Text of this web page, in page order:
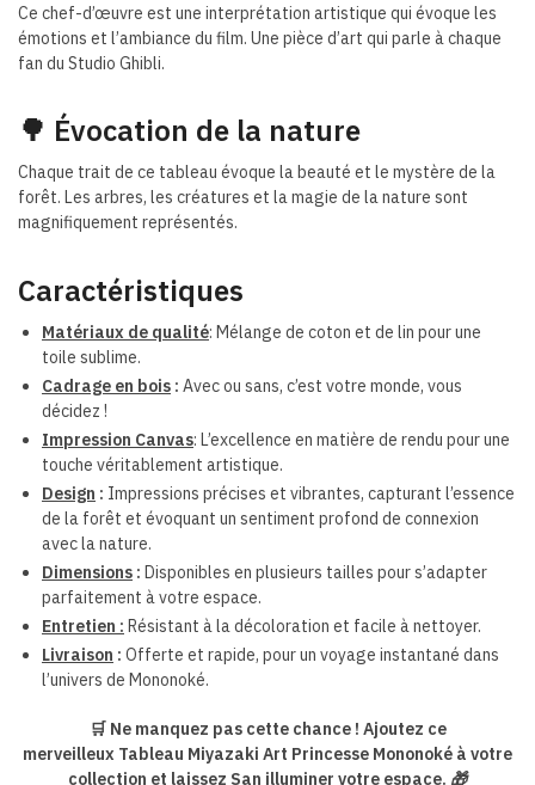
Ce chef-d’œuvre est une interprétation artistique qui évoque les
émotions et l’ambiance du film. Une pièce d’art qui parle à chaque
fan du Studio Ghibli.
🌳 Évocation de la nature
Chaque trait de ce tableau évoque la beauté et le mystère de la
forêt. Les arbres, les créatures et la magie de la nature sont
magnifiquement représentés.
Caractéristiques
Matériaux de qualité: Mélange de coton et de lin pour une
toile sublime.
Cadrage en bois : Avec ou sans, c’est votre monde, vous
décidez !
Impression Canvas: L’excellence en matière de rendu pour une
touche véritablement artistique.
Design : Impressions précises et vibrantes, capturant l’essence
de la forêt et évoquant un sentiment profond de connexion
avec la nature.
Dimensions : Disponibles en plusieurs tailles pour s’adapter
parfaitement à votre espace.
Entretien : Résistant à la décoloration et facile à nettoyer.
Livraison : Offerte et rapide, pour un voyage instantané dans
l’univers de Mononoké.
🛒 Ne manquez pas cette chance ! Ajoutez ce
merveilleux Tableau Miyazaki Art Princesse Mononoké à votre
collection et laissez San illuminer votre espace. 🎁